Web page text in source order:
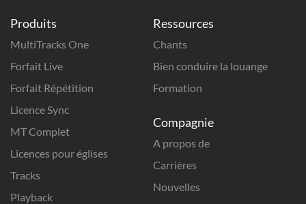
Produits
MultiTracks One
Forfait Live
Forfait Répétition
Licence Sync
MT Complet
Licences pour églises
Tracks
Playback
Ressources
Chants
Bien conduire la louange
Formation
Compagnie
A propos de
Carrières
Nouvelles